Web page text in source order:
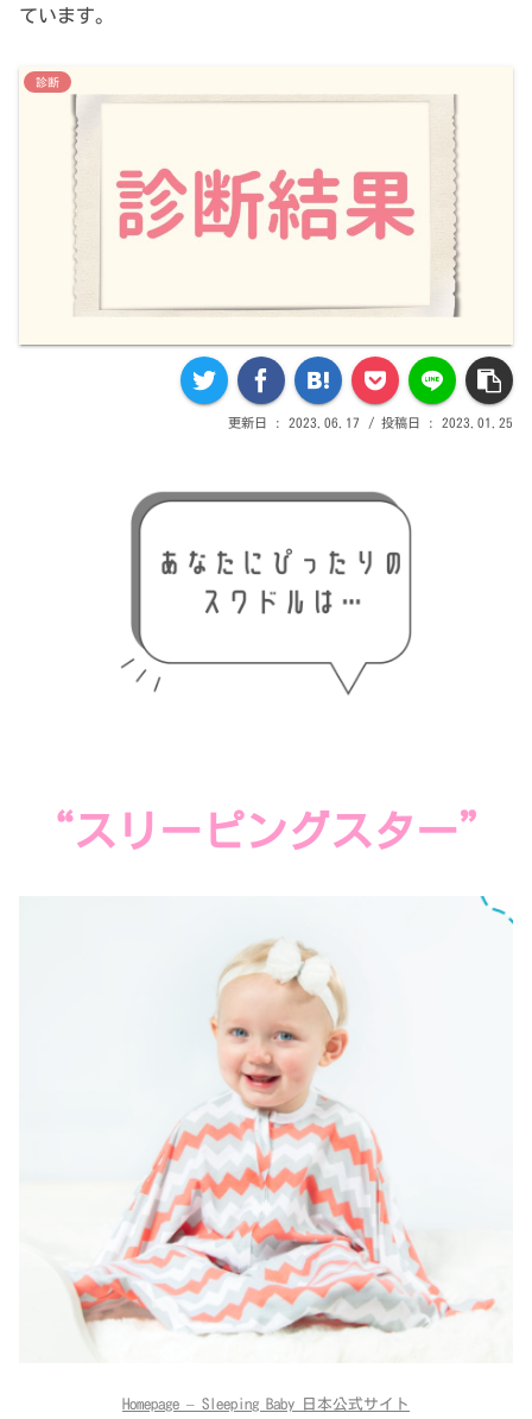
ています。
診断
2023.06.17 2023.01.25
“スリーピングスター”
Homepage – Sleeping Baby 日本公式サイト